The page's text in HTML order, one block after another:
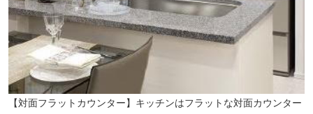
【対面フラットカウンター】キッチンはフラットな対面カウンター